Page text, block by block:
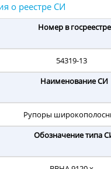
Номер в госреестре
54319-13
Наименование СИ
Рупоры
Обозначение типа